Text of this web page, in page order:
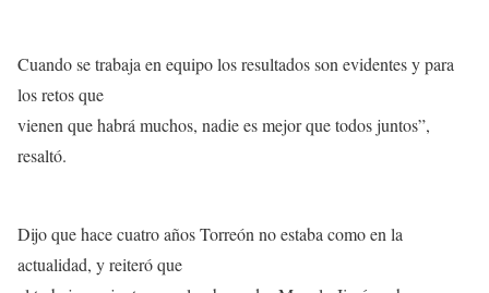
Cuando se trabaja en equipo los resultados son evidentes y para
los retos que
vienen que habrá muchos, nadie es mejor que todos juntos”,
resaltó.
Dijo que hace cuatro años Torreón no estaba como en la
actualidad, y reiteró que